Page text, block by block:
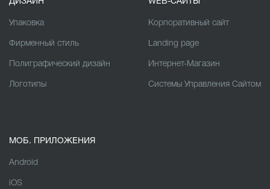
Упаковка
Фирменный стиль
Полиграфический дизайн
Логотипы
Корпоративный сайт
Landing page
Интернет-Магазин
Cистемы Управления Сайтом
МОБ. ПРИЛОЖЕНИЯ
Android
iOS